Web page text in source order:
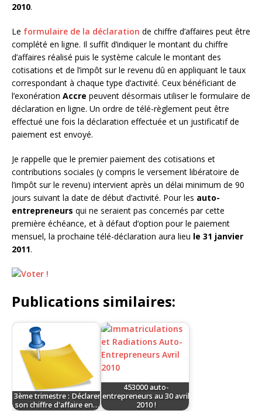
2010.
Le formulaire de la déclaration de chiffre d’affaires peut être
complété en ligne. Il suffit d’indiquer le montant du chiffre
d’affaires réalisé puis le système calcule le montant des
cotisations et de l’impôt sur le revenu dû en appliquant le taux
correspondant à chaque type d’activité. Ceux bénéficiant de
l’exonération Accre peuvent désormais utiliser le formulaire de
déclaration en ligne. Un ordre de télé-règlement peut être
effectué une fois la déclaration effectuée et un justificatif de
paiement est envoyé.
Je rappelle que le premier paiement des cotisations et
contributions sociales (y compris le versement libératoire de
l’impôt sur le revenu) intervient après un délai minimum de 90
jours suivant la date de début d’activité. Pour les auto-
entrepreneurs qui ne seraient pas concernés par cette
première échéance, et à défaut d’option pour le paiement
mensuel, la prochaine télé-déclaration aura lieu le 31 janvier
2011.
Publications similaires:
3ème trimestre : Déclarer
son chiffre d'affaire en…
453000 auto-
entrepreneurs au 30 avril
2010 !